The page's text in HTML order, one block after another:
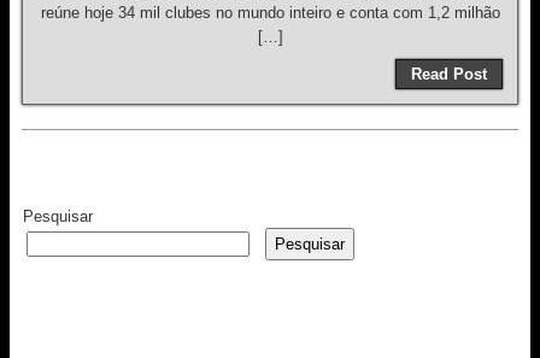
reúne hoje 34 mil clubes no mundo inteiro e conta com 1,2 milhão
[…]
Read Post
Pesquisar
Pesquisar